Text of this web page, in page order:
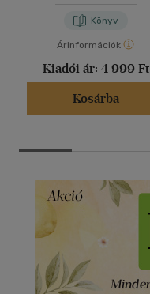
Könyv
Árinformációk
Kiadói ár: 4 999 Ft
Kosárba